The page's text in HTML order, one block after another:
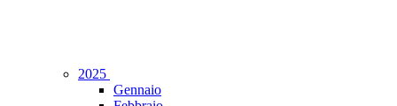
2025
Gennaio